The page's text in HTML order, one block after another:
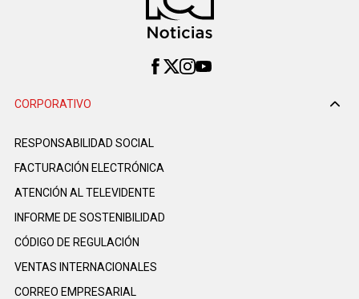
CORPORATIVO
RESPONSABILIDAD SOCIAL
FACTURACIÓN ELECTRÓNICA
ATENCIÓN AL TELEVIDENTE
INFORME DE SOSTENIBILIDAD
CÓDIGO DE REGULACIÓN
VENTAS INTERNACIONALES
CORREO EMPRESARIAL